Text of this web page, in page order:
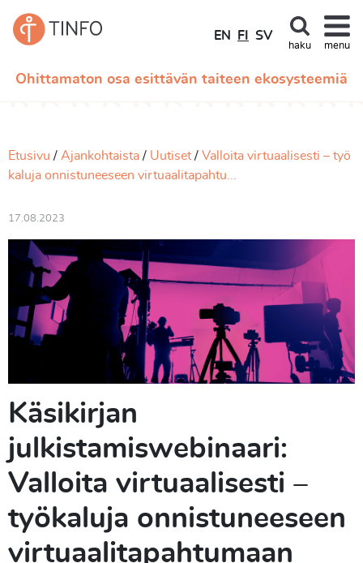
Ohittamaton osa esittävän taiteen ekosysteemiä
EN FI SV
haku menu
Etusivu Ajankohtaista Uutiset
Valloita virtuaalisesti – työ
kaluja onnistuneeseen virtuaalitapahtu...
17.08.2023
Käsikirjan
julkistamiswebinaari:
Valloita virtuaalisesti –
työkaluja onnistuneeseen
virtuaalitapahtumaan